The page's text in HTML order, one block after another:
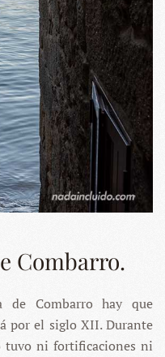
Combarro.
de Combarro hay que
por el siglo XII. Durante
tuvo ni fortificaciones ni